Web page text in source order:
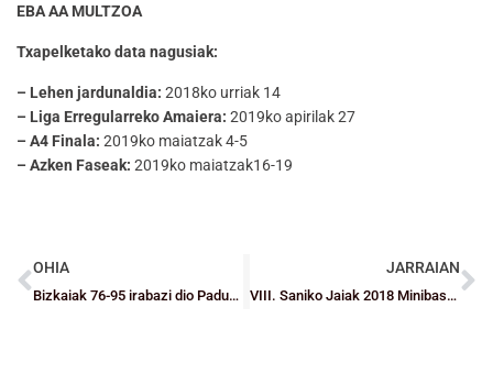
EBA AA MULTZOA
Txapelketako data nagusiak:
– Lehen jardunaldia: 2018ko urriak 14
– Liga Erregularreko Amaiera: 2019ko apirilak 27
– A4 Finala: 2019ko maiatzak 4-5
– Azken Faseak: 2019ko maiatzak16-19
OHIA
Bizkaiak 76-95 irabazi dio Padurari, LIII. Madalenak 2018 Torneoko lehen jardunaldian
JARRAIAN
VIII. Saniko Jaiak 2018 Minibasket Torneoa